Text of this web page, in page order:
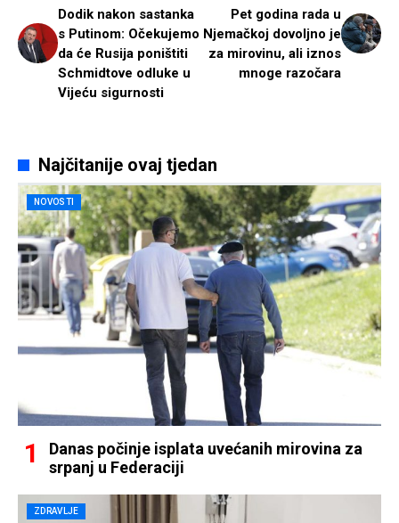
Dodik nakon sastanka
s Putinom: Očekujemo
da će Rusija poništiti
Schmidtove odluke u
Vijeću sigurnosti
Pet godina rada u
Njemačkoj dovoljno je
za mirovinu, ali iznos
mnoge razočara
Najčitanije ovaj tjedan
NOVOSTI
Danas počinje isplata uvećanih mirovina za
srpanj u Federaciji
ZDRAVLJE